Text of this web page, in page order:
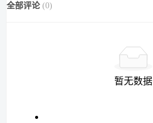
全部评论 (0)
暂无数据